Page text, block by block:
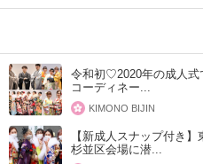
令和初♡2020年の成人式
コーディネー...
KIMONO BIJIN
【新成人スナップ付き
杉並区会場に潜...